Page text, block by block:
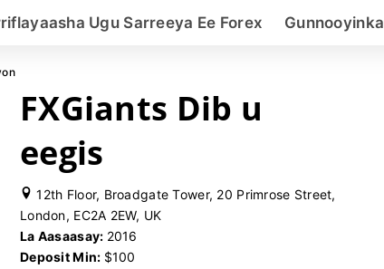
Ugu Sarreeya Ee Forex Gunnooyinka
FXGiants Dib u
eegis
12th Floor, Broadgate Tower, 20 Primrose Street,
London, EC2A 2EW, UK
La Aasaasay: 2016
Deposit Min: $100